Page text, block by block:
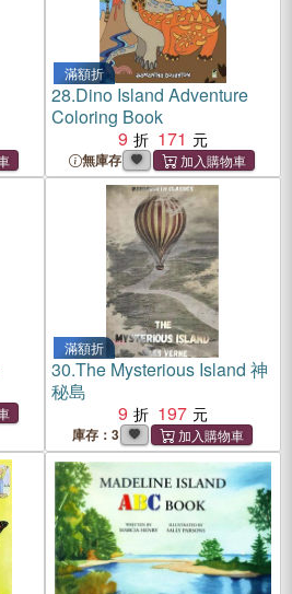
滿額折
28.Dino Island Adventure
Coloring Book
9
171
無庫存
滿額折
30.The Mysterious Island 神
秘島
9
197
庫存：3